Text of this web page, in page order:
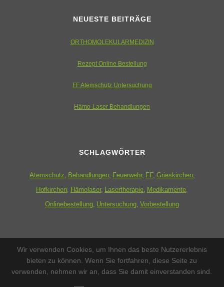
NEUESTE BEITRÄGE
ORTHOMOLEKULARMEDIZIN
Rezept Online Bestellung
FF Atemschutz Untersuchung
Hämo-Laser Behandlungen
SCHLAGWÖRTER
Atemschutz Behandlungen Feuerwehr FF Grieskirchen
Hofkirchen Hämolaser Lasertherapie Medikamente
Onlinebestellung Untersuchung Vorbestellung
Wir verwenden Cookies, um Ihnen das beste Nutzererlebnis
bieten zu können. Wenn Sie fortfahren, diese Seite zu
verwenden, nehmen wir an, dass Sie damit einverstanden sind.